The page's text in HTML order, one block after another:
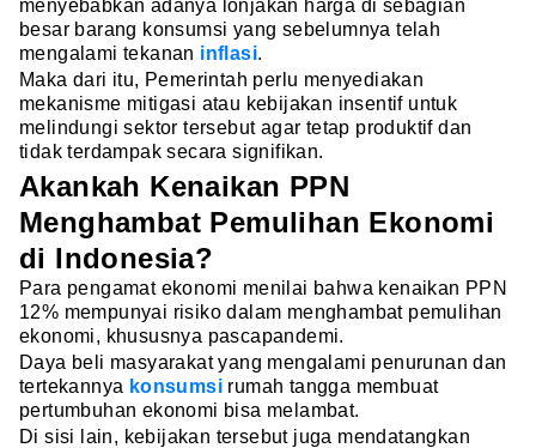
menyebabkan adanya lonjakan harga di sebagian
besar barang konsumsi yang sebelumnya telah
mengalami tekanan inflasi.
Maka dari itu, Pemerintah perlu menyediakan
mekanisme mitigasi atau kebijakan insentif untuk
melindungi sektor tersebut agar tetap produktif dan
tidak terdampak secara signifikan.
Akankah Kenaikan PPN
Menghambat Pemulihan Ekonomi
di Indonesia?
Para pengamat ekonomi menilai bahwa kenaikan PPN
12% mempunyai risiko dalam menghambat pemulihan
ekonomi, khususnya pascapandemi.
Daya beli masyarakat yang mengalami penurunan dan
tertekannya konsumsi rumah tangga membuat
pertumbuhan ekonomi bisa melambat.
Di sisi lain, kebijakan tersebut juga mendatangkan